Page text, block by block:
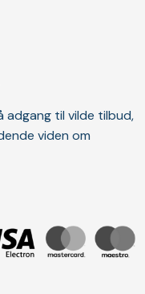
adgang til vilde tilbud,
viden om